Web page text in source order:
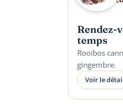
Rendez-
temps
Rooibos
gingembre.
Voir le